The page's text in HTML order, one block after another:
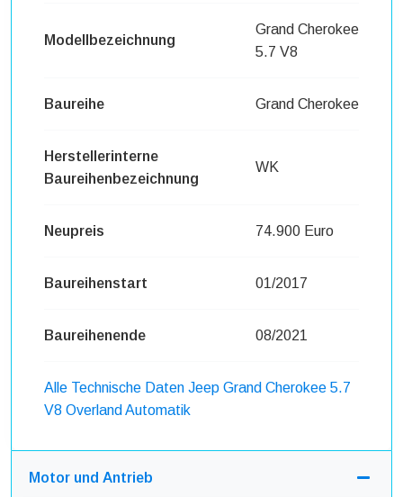
Modellbezeichnung
Grand Cherokee
5.7 V8
Baureihe Grand Cherokee
Herstellerinterne
Baureihenbezeichnung
WK
Neupreis 74.900 Euro
Baureihenstart 01/2017
Baureihenende 08/2021
Alle Technische Daten Jeep Grand Cherokee 5.7
V8 Overland Automatik
Motor und Antrieb